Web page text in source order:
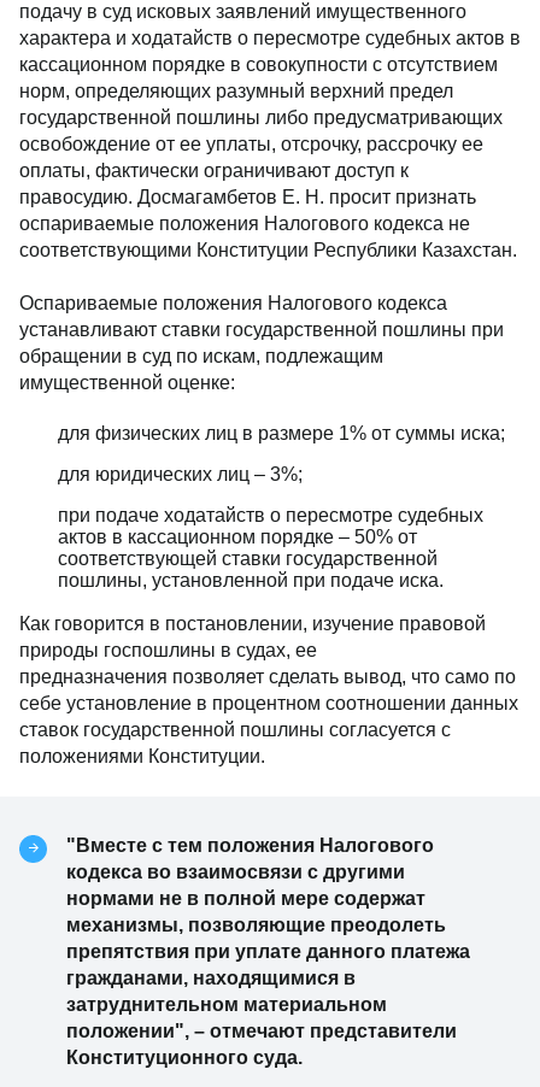
подачу в суд исковых заявлений имущественного
характера и ходатайств о пересмотре судебных актов в
кассационном порядке в совокупности с отсутствием
норм, определяющих разумный верхний предел
государственной пошлины либо предусматривающих
освобождение от ее уплаты, отсрочку, рассрочку ее
оплаты, фактически ограничивают доступ к
правосудию. Досмагамбетов Е. Н. просит признать
оспариваемые положения Налогового кодекса не
соответствующими Конституции Республики Казахстан.
Оспариваемые положения Налогового кодекса
устанавливают ставки государственной пошлины при
обращении в суд по искам, подлежащим
имущественной оценке:
для физических лиц в размере 1% от суммы иска;
для юридических лиц – 3%;
при подаче ходатайств о пересмотре судебных
актов в кассационном порядке – 50% от
соответствующей ставки государственной
пошлины, установленной при подаче иска.
Как говорится в постановлении, изучение правовой
природы госпошлины в судах, ее
предназначения позволяет сделать вывод, что само по
себе установление в процентном соотношении данных
ставок государственной пошлины согласуется с
положениями Конституции.
"Вместе с тем положения Налогового
кодекса во взаимосвязи с другими
нормами не в полной мере содержат
механизмы, позволяющие преодолеть
препятствия при уплате данного платежа
гражданами, находящимися в
затруднительном материальном
положении", – отмечают представители
Конституционного суда.